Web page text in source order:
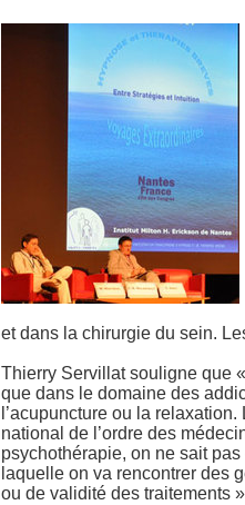
et dans la chirurgie du sein.
Thierry Servillat souligne que
que dans le domaine des
l’acupuncture ou la
national de l’ordre des
psychothérapie, on ne sait
laquelle on va rencontrer des
ou de validité des traitements